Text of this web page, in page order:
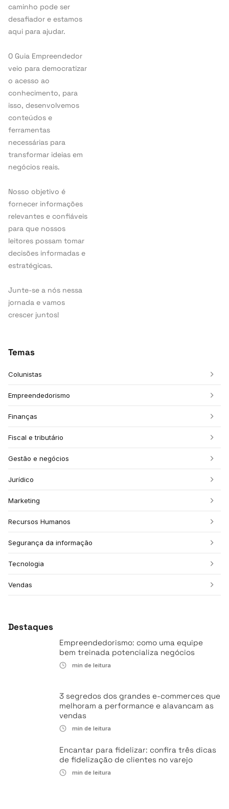
caminho pode ser
desafiador e estamos
aqui para ajudar.
O Guia Empreendedor
veio para democratizar
o acesso ao
conhecimento, para
isso, desenvolvemos
conteúdos e
ferramentas
necessárias para
transformar ideias em
negócios reais.
Nosso objetivo é
fornecer informações
relevantes e confiáveis
para que nossos
leitores possam tomar
decisões informadas e
estratégicas.
Junte-se a nós nessa
jornada e vamos
crescer juntos!
Temas
Colunistas
Empreendedorismo
Finanças
Fiscal e tributário
Gestão e negócios
Jurídico
Marketing
Recursos Humanos
Segurança da informação
Tecnologia
Vendas
Destaques
Empreendedorismo: como uma equipe
bem treinada potencializa negócios
min de leitura
3 segredos dos grandes e-commerces que
melhoram a performance e alavancam as
vendas
min de leitura
Encantar para fidelizar: confira três dicas
de fidelização de clientes no varejo
min de leitura